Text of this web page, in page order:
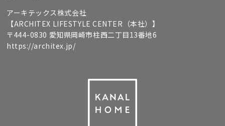
アーキテックス株式会社
【ARCHITEX LIFESTYLE CENTER（本社）】
〒444-0830 愛知県岡崎市柱西二丁目13番地6
https://architex.jp/